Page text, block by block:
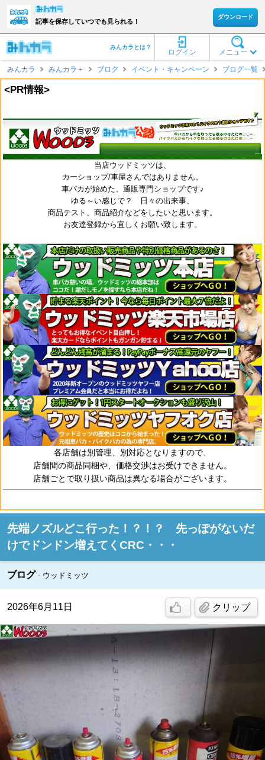
記事を保存していつでも見られる！
ダウンロード
メニュー
ログイン
みんカラとは？
みんカラ みんカラ＋ ブログ イベント・キャンペーン ブログ一覧
<PR情報>
当店ウッドミッツは、
カーショップ/車屋さんではありません。
車バカが始めた、通販専門ショップです♪
ゆる～い感じで？ 日々の出来事、
商品テスト、商品紹介などをしたいと思います。
お友達登録から宜しくお願い致します。
各店舗は別管理、別対応となりますので、
店舗間の商品同梱や、価格交渉はお受けできません。
店舗ごとで取り扱い商品は異なる場合がございます。
先端ノズルどこ行った！？！？ 先っぽがないだ
けでドンドン増えてくCRC・・・
ブログ ウッドミッツ
2026年6月11日 クリップ